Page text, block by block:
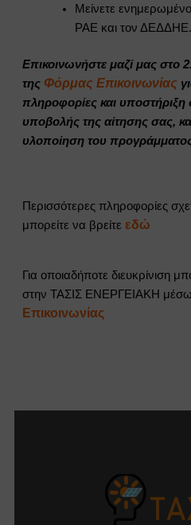
Μείνετε
ΡΑΕ και τον ΔΕΔΔΗΕ.
Επικοινωνήστε μαζί μας στο
της Φόρμας Επικοινωνίας
πληροφορίες και υποστήριξη
υποβολής της αίτησης σας,
υλοποίηση του
Περισσότερες πληροφορίες
μπορείτε να βρείτε εδώ
Για οποιαδήποτε διευκρίνιση
στην ΤΑΣΙΣ ΕΝΕΡΓΕΙΑΚΗ μέσω
Επικοινωνίας